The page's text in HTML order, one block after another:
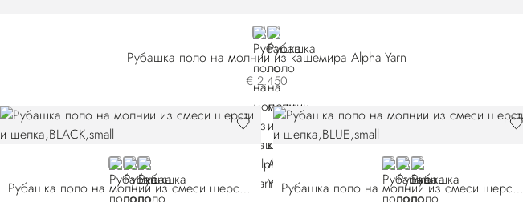
GREY
BLUE
Рубашка поло на молнии из кашемира Alpha Yarn
€ 2.450
BLACK
WHITEORANGE
Рубашка поло на молнии из смеси шерсти и шелка
BLUE E26370-3198
YELLOW
RED
Рубашка поло на молнии из смеси шерсти и шелка